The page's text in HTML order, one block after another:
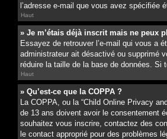
l’adresse e-mail que vous avez spécifiée
Haut
» Je m’étais déjà inscrit mais ne peux
Essayez de retrouver l’e-mail qui vous a
administrateur ait désactivé ou supprimé
réduire la taille de la base de données.
Haut
» Qu’est-ce que la COPPA ?
La COPPA, ou la “Child Online Privacy
de 13 ans doivent avoir le consentement
souhaitez vous inscrire, contactez des
le contact approprié pour des problèmes